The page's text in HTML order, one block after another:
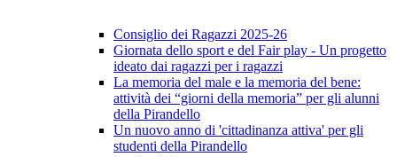
Consiglio dei Ragazzi 2025-26
Giornata dello sport e del Fair play - Un progetto
ideato dai ragazzi per i ragazzi
La memoria del male e la memoria del bene:
attività dei “giorni della memoria” per gli alunni
della Pirandello
Un nuovo anno di 'cittadinanza attiva' per gli
studenti della Pirandello